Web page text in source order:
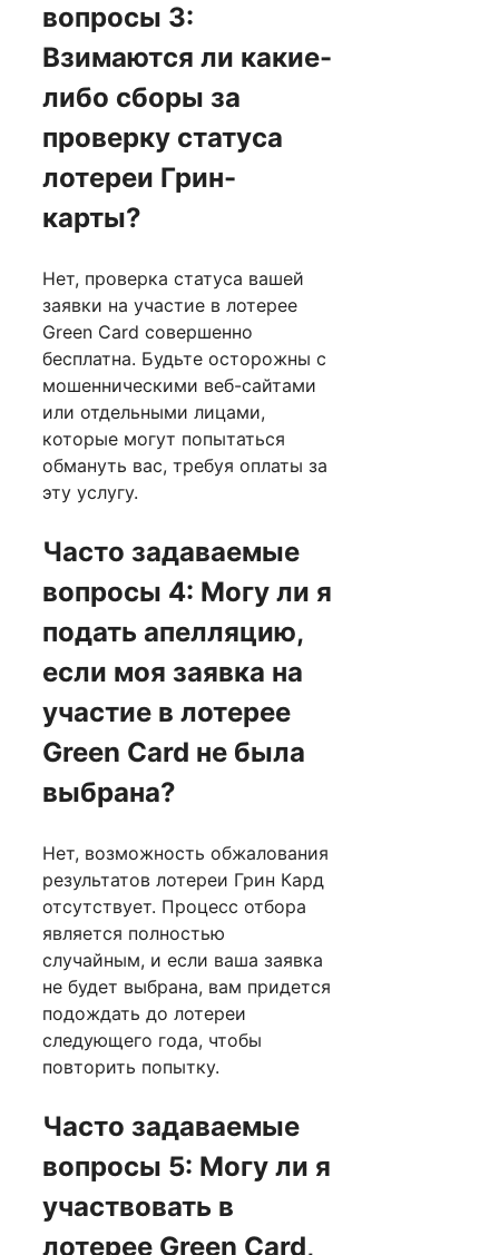
вопросы 3:
Взимаются ли какие-
либо сборы за
проверку статуса
лотереи Грин-
карты?
Нет, проверка статуса вашей
заявки на участие в лотерее
Green Card совершенно
бесплатна. Будьте осторожны с
мошенническими веб-сайтами
или отдельными лицами,
которые могут попытаться
обмануть вас, требуя оплаты за
эту услугу.
Часто задаваемые
вопросы 4: Могу ли я
подать апелляцию,
если моя заявка на
участие в лотерее
Green Card не была
выбрана?
Нет, возможность обжалования
результатов лотереи Грин Кард
отсутствует. Процесс отбора
является полностью
случайным, и если ваша заявка
не будет выбрана, вам придется
подождать до лотереи
следующего года, чтобы
повторить попытку.
Часто задаваемые
вопросы 5: Могу ли я
участвовать в
лотерее Green Card,